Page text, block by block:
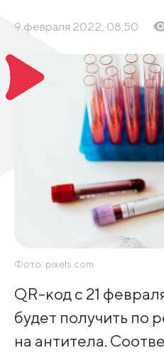
9 февраля 2022, 08:50
Фото: pixels.com
QR-код с 21
будет получить по
на антитела.